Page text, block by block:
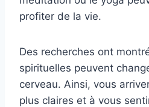
profiter de la vie.
Des recherches ont
spirituelles peuvent
cerveau. Ainsi, vous
plus claires et à vous